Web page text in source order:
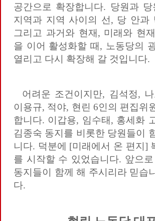
공간으로 확장합니다. 당원과
지역과 지역 사이의 선, 당 안과
그리고 과거와 현재, 미래와 현
을 이어 활성화할 때, 노동당의
열리고 다시 확장해 갈 것입니다.
어려운 조건이지만, 김석정,
이용규, 적야, 현린 6인의 편집위
합니다. 이갑용, 임수태, 홍세화
김종숙 동지를 비롯한 당원들이
니다. 덕분에 [미래에서 온 편지]
를 시작할 수 있었습니다. 앞으
동지들이 함께 해 주시리라 믿습
다.